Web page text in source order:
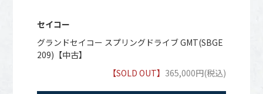
セイコー
グランドセイコー スプリングドライブ GMT(SBGE
209)【中古】
【SOLD OUT】 365,000円(税込)